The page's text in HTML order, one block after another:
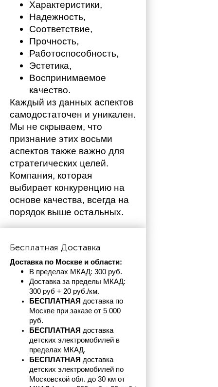
Характеристики,
Надежность,
Соответствие,
Прочность,
Работоспособность,
Эстетика,
Воспринимаемое
качество.
Каждый из данных аспектов
самодостаточен и уникален.
Мы не скрываем, что
признание этих восьми
аспектов также важно для
стратегических целей.
Компания, которая
выбирает конкуренцию на
основе качества, всегда на
порядок выше остальных.
Бесплатная Доставка
Доставка по Москве и области:
В пределах МКАД: 300 руб.
Доставка за пределы МКАД:
300 руб + 20 руб./км.
БЕСПЛАТНАЯ доставка по
Москве при заказе от 5 000
руб.
БЕСПЛАТНАЯ доставка
детских электромобилей в
пределах МКАД.
БЕСПЛАТНАЯ доставка
детских электромобилей по
Московской обл. до 30 км от